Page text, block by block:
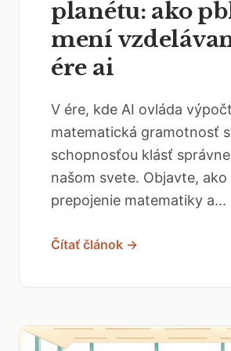
planétu: ako
mení
ére ai
V ére, kde AI ovláda
matematická gramotnosť
schopnosťou klásť
našom svete. Objavte, ako
prepojenie matematiky a...
Čítať článok →